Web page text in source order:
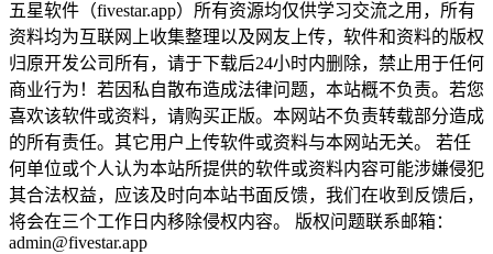
五星软件（fivestar.app）所有资源均仅供学习交流之用，所有
资料均为互联网上收集整理以及网友上传，软件和资料的版权
归原开发公司所有，请于下载后24小时内删除，禁止用于任何
商业行为！若因私自散布造成法律问题，本站概不负责。若您
喜欢该软件或资料，请购买正版。本网站不负责转载部分造成
的所有责任。其它用户上传软件或资料与本网站无关。 若任
何单位或个人认为本站所提供的软件或资料内容可能涉嫌侵犯
其合法权益，应该及时向本站书面反馈，我们在收到反馈后，
将会在三个工作日内移除侵权内容。 版权问题联系邮箱：
admin@fivestar.app